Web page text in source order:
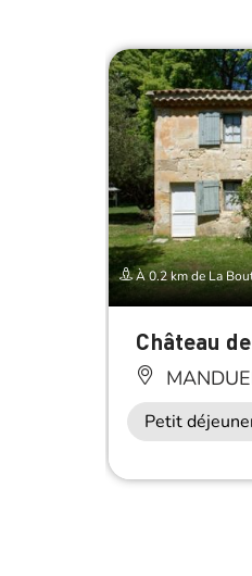
À 0.2 km de La
Château
Petit